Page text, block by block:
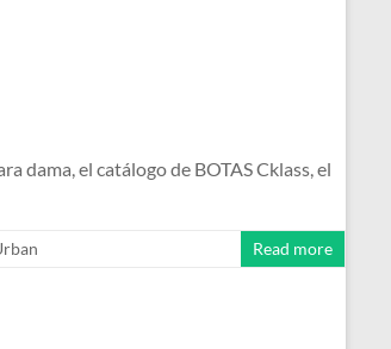
dama, el catálogo de BOTAS Cklass, el
Read more